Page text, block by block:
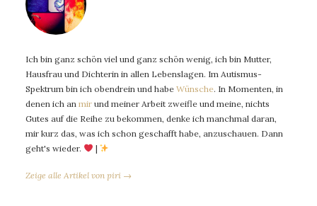
Ich bin ganz schön viel und ganz schön wenig, ich bin Mutter,
Hausfrau und Dichterin in allen Lebenslagen. Im Autismus-
Spektrum bin ich obendrein und habe Wünsche. In Momenten, in
denen ich an mir und meiner Arbeit zweifle und meine, nichts
Gutes auf die Reihe zu bekommen, denke ich manchmal daran,
mir kurz das, was ich schon geschafft habe, anzuschauen. Dann
geht's wieder.
|
Zeige alle Artikel von piri →